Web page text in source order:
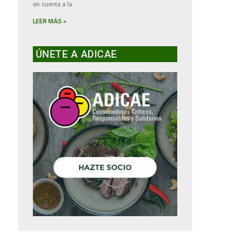
en cuenta a la
LEER MÁS »
ÚNETE A ADICAE